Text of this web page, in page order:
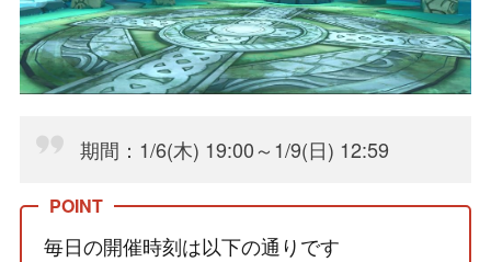
期間：1/6(木) 19:00～1/9(日) 12:59
毎日の開催時刻は以下の通りです